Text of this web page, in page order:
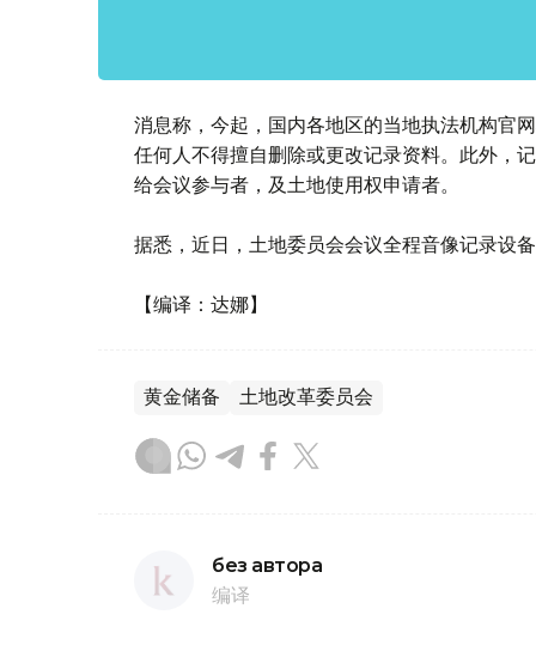
消息称，今起，国内各地区的当地执法机构官
任何人不得擅自删除或更改记录资料。此外，
给会议参与者，及土地使用权申请者。
据悉，近日，土地委员会会议全程音像记录设
【编译：达娜】
黄金储备 土地改革委员会
без автора
编译